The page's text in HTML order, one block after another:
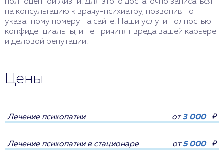
полноценной жизни. Для этого достаточно записаться
на консультацию к врачу-психиатру, позвонив по
указанному номеру на сайте. Наши услуги полностью
конфиденциальны, и не причинят вреда вашей карьере
и деловой репутации.
Цены
Лечение психопатии от3 000 ₽
Лечение психопатии в стационаре от5 000 ₽